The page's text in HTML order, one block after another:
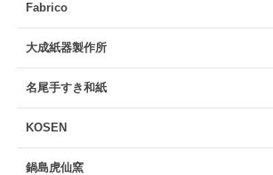
Fabrico
大成紙器製作所
名尾手すき和紙
KOSEN
鍋島虎仙窯